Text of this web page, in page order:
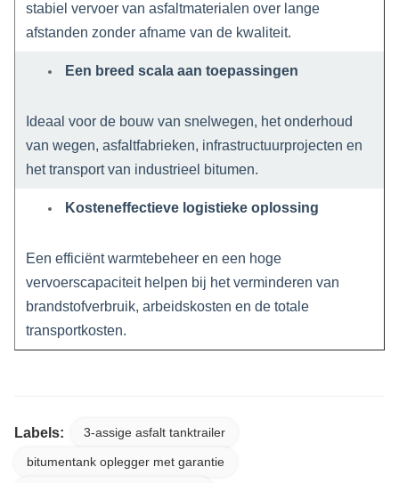
stabiel vervoer van asfaltmaterialen over lange
afstanden zonder afname van de kwaliteit.
Een breed scala aan toepassingen
Ideaal voor de bouw van snelwegen, het onderhoud
van wegen, asfaltfabrieken, infrastructuurprojecten en
het transport van industrieel bitumen.
Kosteneffectieve logistieke oplossing
Een efficiënt warmtebeheer en een hoge
vervoerscapaciteit helpen bij het verminderen van
brandstofverbruik, arbeidskosten en de totale
transportkosten.
Labels: 3-assige asfalt tanktrailer
bitumentank oplegger met garantie